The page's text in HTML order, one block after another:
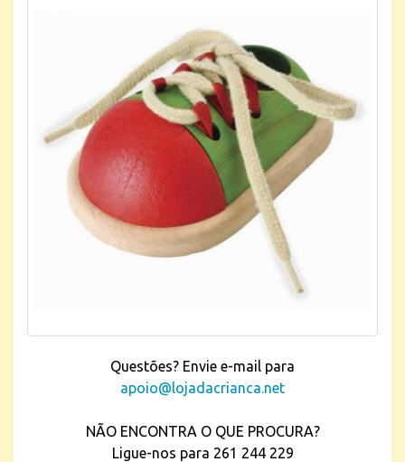
Questões? Envie e-mail para
apoio@lojadacrianca.net
NÃO ENCONTRA O QUE PROCURA?
Ligue-nos para 261 244 229